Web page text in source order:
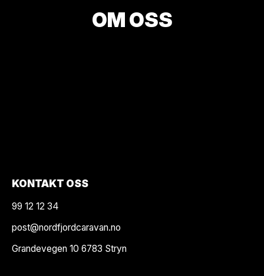
OM OSS
KONTAKT OSS
99 12 12 34
post@nordfjordcaravan.no
Grandevegen 10 6783 Stryn